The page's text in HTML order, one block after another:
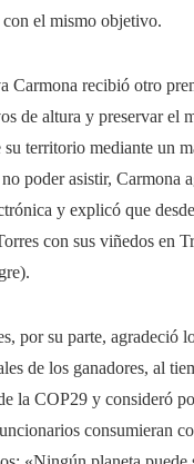
el mismo objetivo.
Carmona recibió otro
de altura y preservar el
su territorio mediante un
poder asistir, Carmona
y explicó que
con sus viñedos en
por su parte, agradeció
de los ganadores, al
la COP29 y consideró
consumieran